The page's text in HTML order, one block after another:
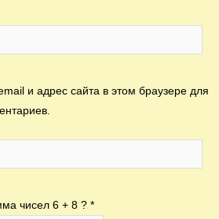
и адрес сайта в этом браузере для
чисел 6 + 8 ? *